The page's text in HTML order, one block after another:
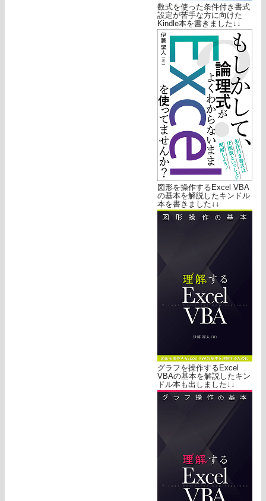
数式を使った条件付き書式
設定が苦手な方に向けた
Kindle本を書きました↓↓
図形を操作するExcel VBA
の基本を解説したキンドル
本を書きました↓↓
グラフを操作するExcel
VBAの基本を解説したキン
ドル本も出しました↓↓